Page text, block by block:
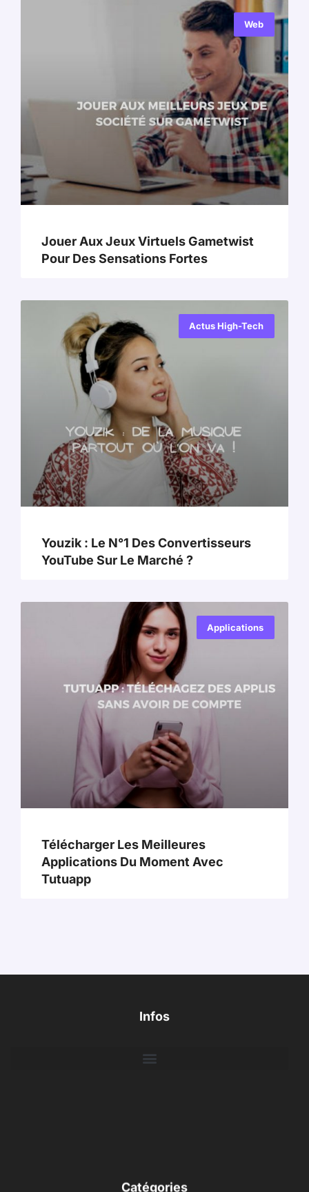
Web
Jouer Aux Jeux Virtuels Gametwist
Pour Des Sensations Fortes
Actus High-Tech
Youzik : Le N°1 Des Convertisseurs
YouTube Sur Le Marché ?
Applications
Télécharger Les Meilleures
Applications Du Moment Avec
Tutuapp
Infos
Catégories